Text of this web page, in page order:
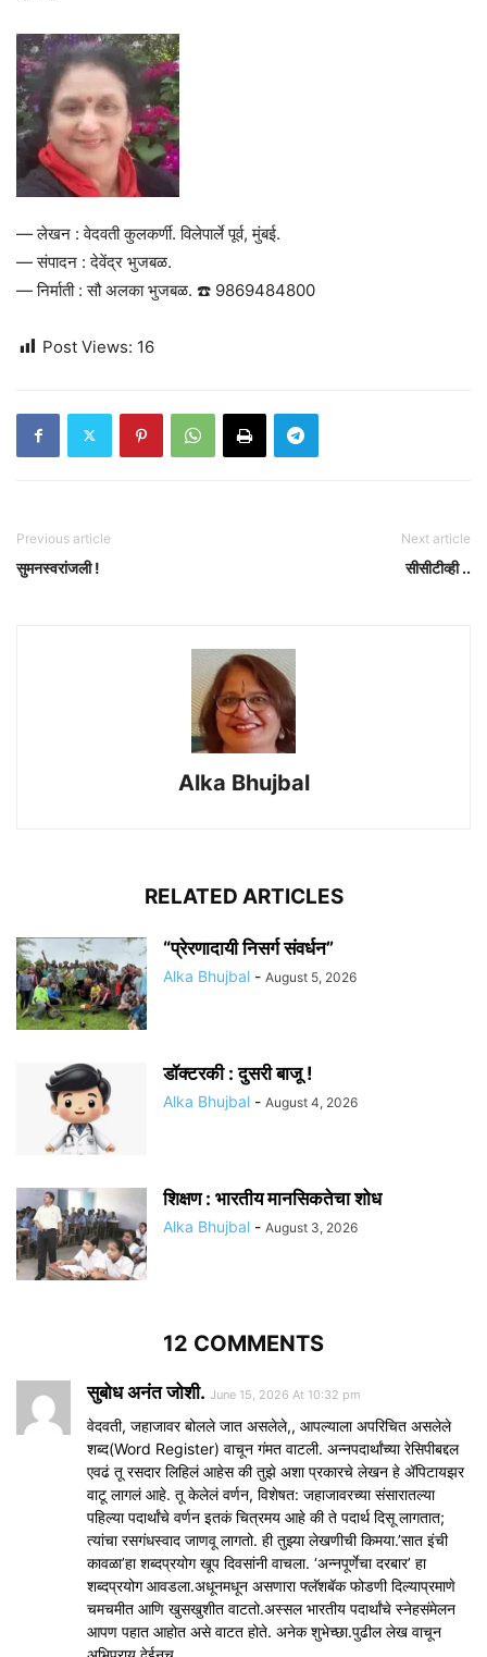
— लेखन : वेदवती कुलकर्णी. विलेपार्ले पूर्व, मुंबई.
— संपादन : देवेंद्र भुजबळ.
— निर्माती : सौ अलका भुजबळ. ☎️ 9869484800
Post Views: 16
Previous article
सुमनस्वरांजली !
Next article
सीसीटीव्ही ..
Alka Bhujbal
RELATED ARTICLES
“प्रेरणादायी निसर्ग संवर्धन”
Alka Bhujbal - August 5, 2026
डॉक्टरकी : दुसरी बाजू !
Alka Bhujbal - August 4, 2026
शिक्षण : भारतीय मानसिकतेचा शोध
Alka Bhujbal - August 3, 2026
12 COMMENTS
सुबोध अनंत जोशी. June 15, 2026 At 10:32 pm
वेदवती, जहाजावर बोलले जात असलेले,, आपल्याला अपरिचित असलेले
शब्द(Word Register) वाचून गंमत वाटली. अन्नपदार्थांच्या रेसिपीबद्दल
एवढं तू रसदार लिहिलं आहेस की तुझे अशा प्रकारचे लेखन हे ॲपिटायझर
वाटू लागलं आहे. तू केलेलं वर्णन, विशेषत: जहाजावरच्या संसारातल्या
पहिल्या पदार्थांचे वर्णन इतकं चित्रमय आहे की ते पदार्थ दिसू लागतात;
त्यांचा रसगंधस्वाद जाणवू लागतो. ही तुझ्या लेखणीची किमया.’सात इंची
कावळा’हा शब्दप्रयोग खूप दिवसांनी वाचला. ‘अन्नपूर्णेचा दरबार’ हा
शब्दप्रयोग आवडला.अधूनमधून असणारा फ्लॅशबॅक फोडणी दिल्याप्रमाणे
चमचमीत आणि खुसखुशीत वाटतो.अस्सल भारतीय पदार्थांचे स्नेहसंमेलन
आपण पहात आहोत असे वाटत होते. अनेक शुभेच्छा.पुढील लेख वाचून